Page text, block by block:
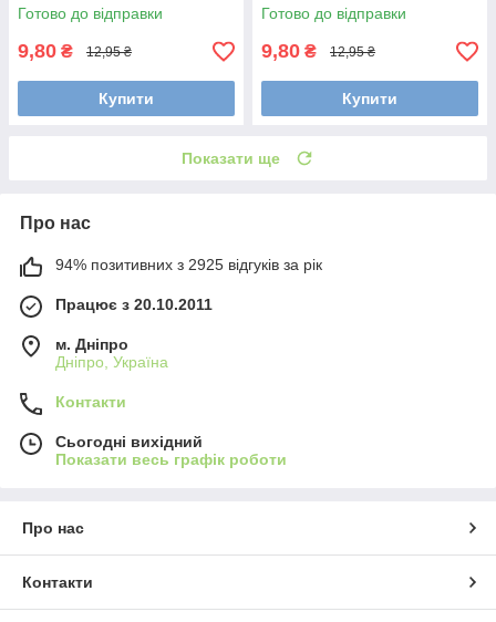
Готово до відправки
9,80 ₴ 12,95 ₴
Купити
Готово до відправки
9,80 ₴ 12,95 ₴
Купити
Показати ще
Про нас
94% позитивних з 2925 відгуків за рік
Працює з 20.10.2011
м. Дніпро
Дніпро, Україна
Контакти
Сьогодні вихідний
Показати весь графік роботи
Про нас
Контакти